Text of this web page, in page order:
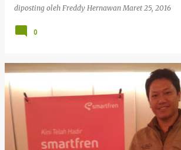
diposting oleh Freddy Hernawan Maret 25, 2016
0